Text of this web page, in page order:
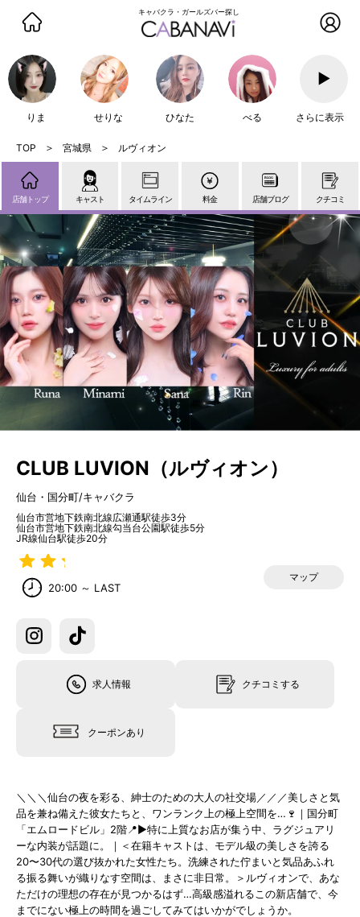
キャバクラ・ガールズバー探し
りま せりな ひなた べる
▶
さらに表示
宮城県 ルヴィオン
CLUB LUVION（ルヴィオン）
仙台・国分町/キャバクラ
仙台市営地下鉄南北線広瀬通駅徒歩3分
仙台市営地下鉄南北線勾当台公園駅徒歩5分
JR線仙台駅徒歩20分
20:00 ～ LAST
マップ
求人情報 クチコミする
クーポンあり
＼＼＼仙台の夜を彩る、紳士のための大人の社交場／／／美しさと気
品を兼ね備えた彼女たちと、ワンランク上の極上空間を…🍷｜国分町
「エムロードビル」2階📍▶︎特に上質なお店が集う中、ラグジュアリ
ーな内装が話題に。｜＜在籍キャストは、モデル級の美しさを誇る
20〜30代の選び抜かれた女性たち。洗練された佇まいと気品あふれ
る振る舞いが織りなす空間は、まさに非日常。＞ルヴィオンで、あな
ただけの理想の存在が見つかるはず…高級感溢れるこの新店舗で、今
までにない極上の時間を過ごしてみてはいかがでしょうか。
店舗トップ キャスト タイムライン 料金 店舗ブログ クチコミ